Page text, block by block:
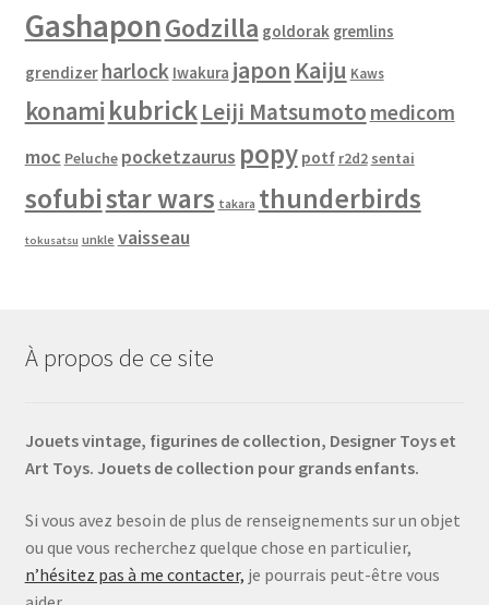
GashaponGodzilla goldorak gremlins
grendizer harlock Iwakura japon Kaiju Kaws
konami kubrickLeiji Matsumoto medicom
moc Peluche pocketzaurus popy potf r2d2 sentai
sofubistar wars takara thunderbirds
tokusatsu unkle vaisseau
À propos de ce site
Jouets vintage, figurines de collection, Designer Toys et
Art Toys. Jouets de collection pour grands enfants.
Si vous avez besoin de plus de renseignements sur un objet
ou que vous recherchez quelque chose en particulier,
n’hésitez pas à me contacter, je pourrais peut-être vous